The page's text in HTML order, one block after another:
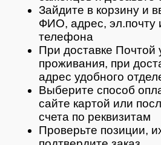
Зайдите в корзину и
ФИО, адрес, эл.почту
телефона
При доставке Почтой
проживания, при
адрес удобного
Выберите способ
сайте картой или
счета по реквизитам
Проверьте позиции,